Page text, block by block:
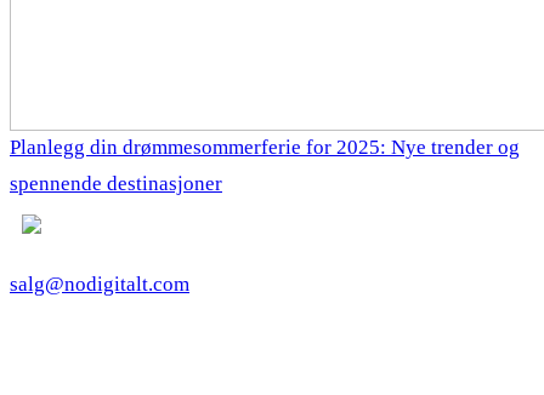
Planlegg din drømmesommerferie for 2025: Nye trender og
spennende destinasjoner
salg@nodigitalt.com